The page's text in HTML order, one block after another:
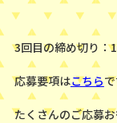
3回目の締め切り：
応募要項はこちらで
たくさんのご応募